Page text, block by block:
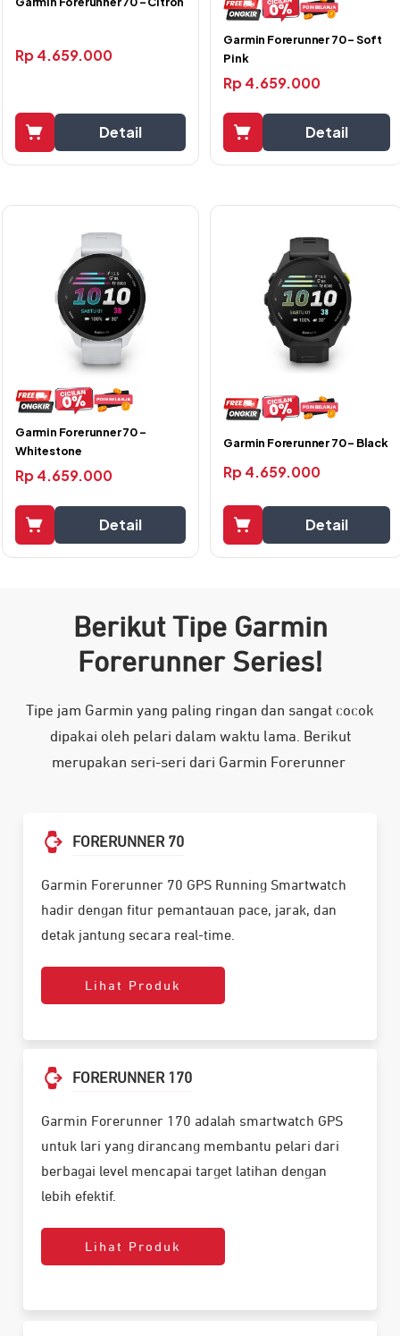
Rp4.659.000
Detail
Garmin Forerunner 70 – Soft
Pink
Rp4.659.000
Detail
Garmin Forerunner 70 –
Whitestone
Rp4.659.000
Detail
Garmin Forerunner 70 – Black
Rp4.659.000
Detail
Berikut Tipe Garmin
Forerunner Series!
Tipe jam Garmin yang paling ringan dan sangat cocok
dipakai oleh pelari dalam waktu lama. Berikut
merupakan seri-seri dari Garmin Forerunner
FORERUNNER 70
Garmin Forerunner 70 GPS Running Smartwatch
hadir dengan fitur pemantauan pace, jarak, dan
detak jantung secara real-time.
Lihat Produk
FORERUNNER 170
Garmin Forerunner 170 adalah smartwatch GPS
untuk lari yang dirancang membantu pelari dari
berbagai level mencapai target latihan dengan
lebih efektif.
Lihat Produk